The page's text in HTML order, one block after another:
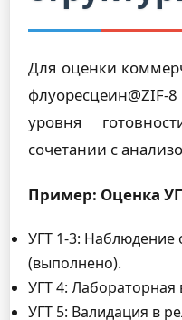
Для оценки
уровня
сочетании с
Пример: Оценка
УГТ 1-3:
(выполнено).
УГТ 4:
УГТ 5: Валидация в